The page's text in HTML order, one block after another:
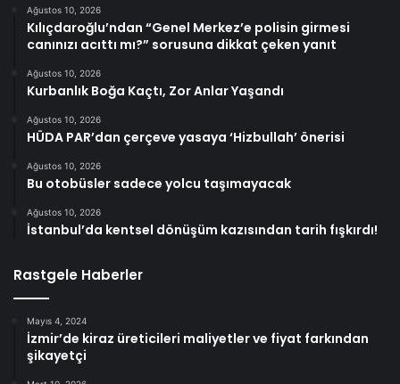
Ağustos 10, 2026
Kılıçdaroğlu’ndan “Genel Merkez’e polisin girmesi
canınızı acıttı mı?” sorusuna dikkat çeken yanıt
Ağustos 10, 2026
Kurbanlık Boğa Kaçtı, Zor Anlar Yaşandı
Ağustos 10, 2026
HÜDA PAR’dan çerçeve yasaya ‘Hizbullah’ önerisi
Ağustos 10, 2026
Bu otobüsler sadece yolcu taşımayacak
Ağustos 10, 2026
İstanbul’da kentsel dönüşüm kazısından tarih fışkırdı!
Rastgele Haberler
Mayıs 4, 2024
İzmir’de kiraz üreticileri maliyetler ve fiyat farkından
şikayetçi